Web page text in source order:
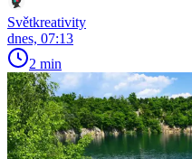
Světkreativity
dnes, 07:13
2 min